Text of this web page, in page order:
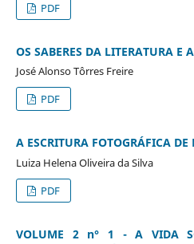
PDF
OS SABERES DA LITERATURA E
José Alonso Tôrres Freire
PDF
A ESCRITURA FOTOGRÁFICA
Luiza Helena Oliveira da Silva
PDF
VOLUME 2 n° 1 - A VIDA